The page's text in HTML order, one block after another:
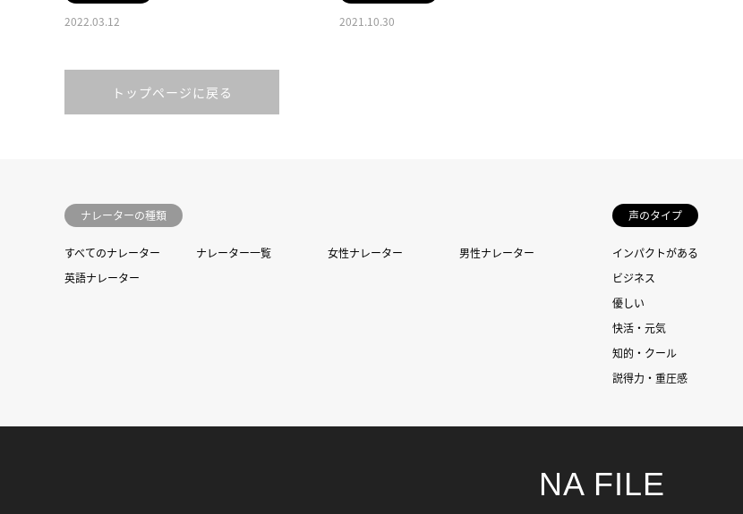
2022.03.12
2021.10.30
トップページに戻る
ナレーターの種類
すべてのナレーター ナレーター一覧 女性ナレーター
男性ナレーター
英語ナレーター
声のタイプ
インパクトがある
ビジネス
優しい
快活・元気
知的・クール
説得力・重圧感
NA FILE